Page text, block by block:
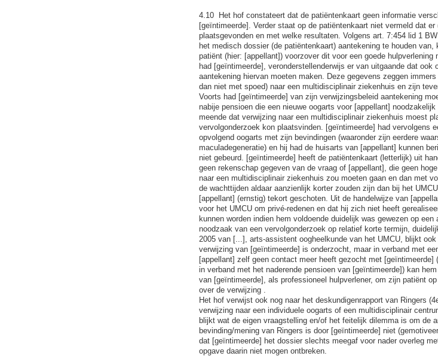
4.10 Het hof constateert dat de patiëntenkaart geen informatie
[geïntimeerde]. Verder staat op de patiëntenkaart niet vermeld dat
plaatsgevonden en met welke resultaten. Volgens art. 7:454 lid 1
het medisch dossier (de patiëntenkaart) aantekening te houden
patiënt (hier: [appellant]) voorzover dit voor een goede
had [geïntimeerde], veronderstellenderwijs er van uitgaande dat ook
aantekening hiervan moeten maken. Deze gegevens zeggen
dan niet met spoed) naar een multidisciplinair ziekenhuis en zijn
Voorts had [geïntimeerde] van zijn verwijzingsbeleid aantekening
nabije pensioen die een nieuwe oogarts voor [appellant]
meende dat verwijzing naar een multidisciplinair ziekenhuis moest
vervolgonderzoek kon plaatsvinden. [geïntimeerde] had vervolgens
opvolgend oogarts met zijn bevindingen (waaronder zijn eerdere
maculadegeneratie) en hij had de huisarts van [appellant] kunnen
niet gebeurd. [geïntimeerde] heeft de patiëntenkaart (letterlijk) uit
geen rekenschap gegeven van de vraag of [appellant], die geen
naar een multidisciplinair ziekenhuis zou moeten gaan en dan met
de wachttijden aldaar aanzienlijk korter zouden zijn dan bij het
[appellant] (ernstig) tekort geschoten. Uit de handelwijze van
voor het UMCU om privé-redenen en dat hij zich niet heeft
kunnen worden indien hem voldoende duidelijk was gewezen op
noodzaak van een vervolgonderzoek op relatief korte termijn,
2005 van [...], arts-assistent oogheelkunde van het UMCU, blijkt
verwijzing van [geïntimeerde] is onderzocht, maar in verband met
[appellant] zelf geen contact meer heeft gezocht met
in verband met het naderende pensioen van [geïntimeerde]) kan
van [geïntimeerde], als professioneel hulpverlener, om zijn patiënt
over de verwijzing .
Het hof verwijst ook nog naar het deskundigenrapport van Ringers
verwijzing naar een individuele oogarts of een multidisciplinair
blijkt wat de eigen vraagstelling en/of het feitelijk dilemma is om de
bevinding/mening van Ringers is door [geïntimeerde] niet
dat [geïntimeerde] het dossier slechts meegaf voor nader overleg
opgave daarin niet mogen ontbreken.